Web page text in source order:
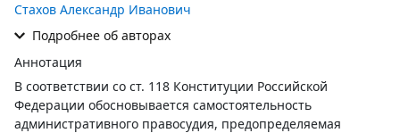
Стахов Александр Иванович
Подробнее об авторах
Аннотация
В соответствии со ст. 118 Конституции Российской
Федерации обосновывается самостоятельность
административного правосудия, предопределяемая